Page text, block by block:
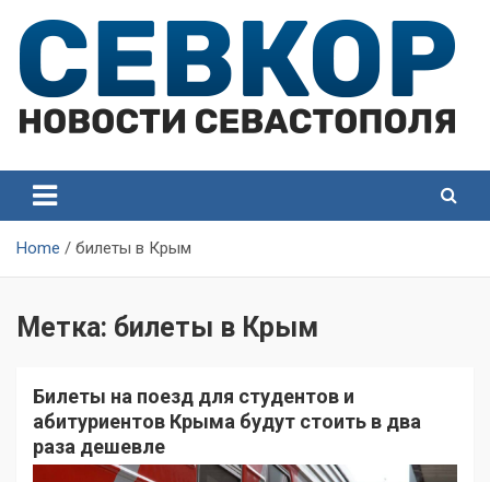
content
Севастополя
Севастополя
Home билеты в Крым
Метка: билеты в Крым
Билеты на поезд для студентов и
абитуриентов Крыма будут стоить в два
раза дешевле